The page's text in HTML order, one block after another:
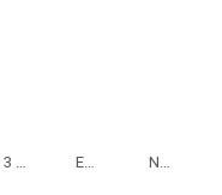
Estreno Netflix